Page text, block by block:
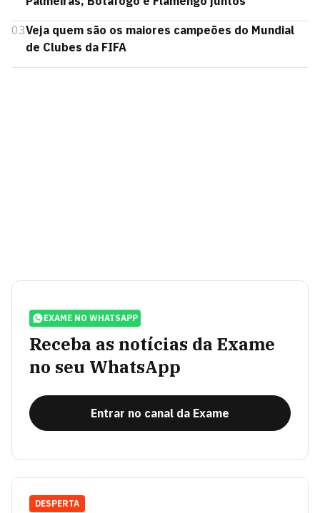
03Veja quem são os maiores campeões do Mundial
de Clubes da FIFA
EXAME NO WHATSAPP
Receba as notícias da Exame
no seu WhatsApp
Entrar no canal da Exame
DESPERTA